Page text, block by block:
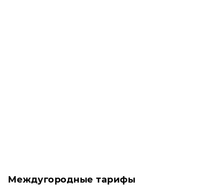
Междугородные тарифы